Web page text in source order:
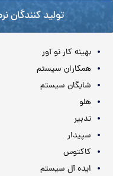
تولید کنندگان
بهینه کار نو آور
همکاران سیستم
شایگان سیستم
هلو
تدبیر
سپیدار
کاکتوس
ایده آل سیستم